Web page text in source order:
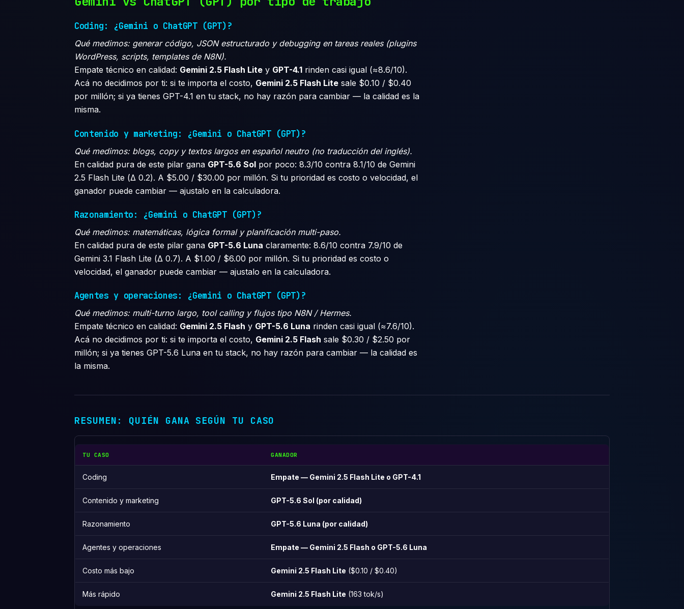
Coding: ¿Gemini o ChatGPT (GPT)?
Qué medimos: generar código, JSON estructurado y debugging en tareas reales (plugins
WordPress, scripts, templates de N8N).
Empate técnico en calidad: Gemini 2.5 Flash Lite y GPT-4.1 rinden casi igual (≈8.6/10).
Acá no decidimos por ti: si te importa el costo, Gemini 2.5 Flash Lite sale $0.10 / $0.40
por millón; si ya tienes GPT-4.1 en tu stack, no hay razón para cambiar — la calidad es la
misma.
Contenido y marketing: ¿Gemini o ChatGPT (GPT)?
Qué medimos: blogs, copy y textos largos en español neutro (no traducción del inglés).
En calidad pura de este pilar gana GPT-5.6 Sol por poco: 8.3/10 contra 8.1/10 de Gemini
2.5 Flash Lite (Δ 0.2). A $5.00 / $30.00 por millón. Si tu prioridad es costo o velocidad, el
ganador puede cambiar — ajustalo en la calculadora.
Razonamiento: ¿Gemini o ChatGPT (GPT)?
Qué medimos: matemáticas, lógica formal y planificación multi-paso.
En calidad pura de este pilar gana GPT-5.6 Luna claramente: 8.6/10 contra 7.9/10 de
Gemini 3.1 Flash Lite (Δ 0.7). A $1.00 / $6.00 por millón. Si tu prioridad es costo o
velocidad, el ganador puede cambiar — ajustalo en la calculadora.
Agentes y operaciones: ¿Gemini o ChatGPT (GPT)?
Qué medimos: multi-turno largo, tool calling y flujos tipo N8N / Hermes.
Empate técnico en calidad: Gemini 2.5 Flash y GPT-5.6 Luna rinden casi igual (≈7.6/10).
Acá no decidimos por ti: si te importa el costo, Gemini 2.5 Flash sale $0.30 / $2.50 por
millón; si ya tienes GPT-5.6 Luna en tu stack, no hay razón para cambiar — la calidad es
la misma.
RESUMEN: QUIÉN GANA SEGÚN TU CASO
TU CASO GANADOR
Coding Empate — Gemini 2.5 Flash Lite o GPT-4.1
Contenido y marketing GPT-5.6 Sol (por calidad)
Razonamiento GPT-5.6 Luna (por calidad)
Agentes y operaciones Empate — Gemini 2.5 Flash o GPT-5.6 Luna
Costo más bajo Gemini 2.5 Flash Lite ($0.10 / $0.40)
Más rápido Gemini 2.5 Flash Lite (163 tok/s)